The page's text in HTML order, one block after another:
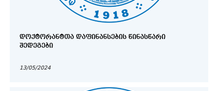
ᲓᲝᲥᲢᲝᲠᲐᲜᲢᲗᲐ ᲓᲐᲤᲘᲜᲐᲜᲡᲔᲑᲘᲡ ᲬᲘᲜᲐᲡᲬᲐᲠᲘ
ᲨᲔᲓᲔᲒᲔᲑᲘ
13/05/2024